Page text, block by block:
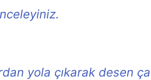
yola çıkarak desen